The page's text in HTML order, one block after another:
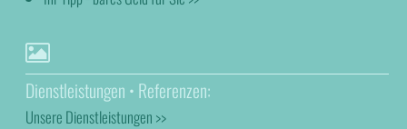
Dienstleistungen • Referenzen:
Unsere Dienstleistungen >>